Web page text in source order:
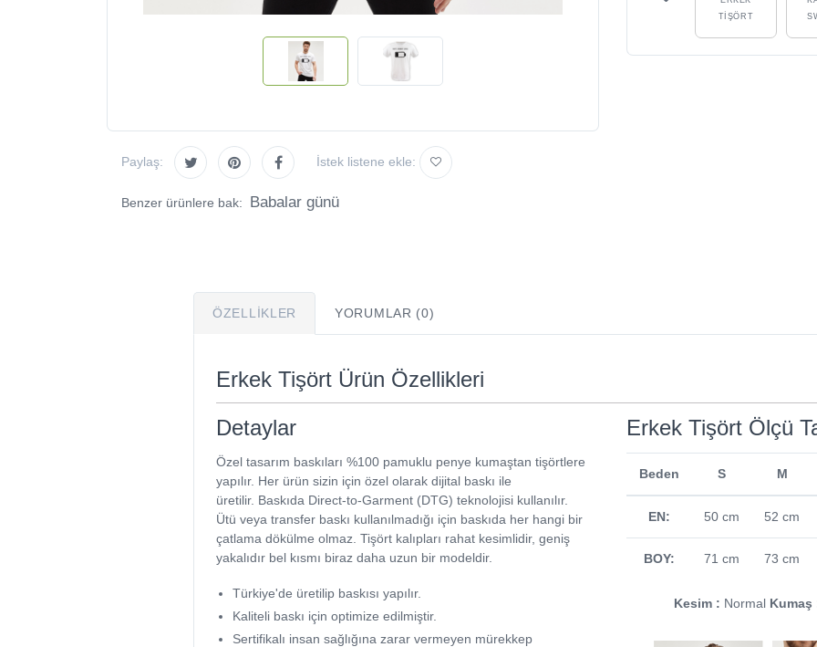
Paylaş: İstek listene ekle:
Benzer ürünlere bak: Babalar günü
TIŞÖRT
ÖZELLIKLER YORUMLAR (0)
Erkek Tişört Ürün Özellikleri
Detaylar
Özel tasarım baskıları %100 pamuklu penye kumaştan tişörtlere
yapılır. Her ürün sizin için özel olarak dijital baskı ile
üretilir. Baskıda Direct-to-Garment (DTG) teknolojisi kullanılır.
Ütü veya transfer baskı kullanılmadığı için baskıda her hangi bir
çatlama dökülme olmaz. Tişört kalıpları rahat kesimlidir, geniş
yakalıdır bel kısmı biraz daha uzun bir modeldir.
Türkiye'de üretilip baskısı yapılır.
Kaliteli baskı için optimize edilmiştir.
Sertifikalı insan sağlığına zarar vermeyen mürekkep
Erkek Tişört Ölçü
Beden S M
EN: 50 cm 52 cm
BOY: 71 cm 73 cm
Kesim : Normal Kumaş